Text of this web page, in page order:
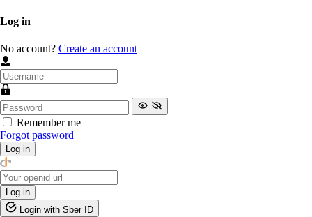
Log in
No account? Create an account
Remember me
Forgot password
Log in
Log in
Login with Sber ID